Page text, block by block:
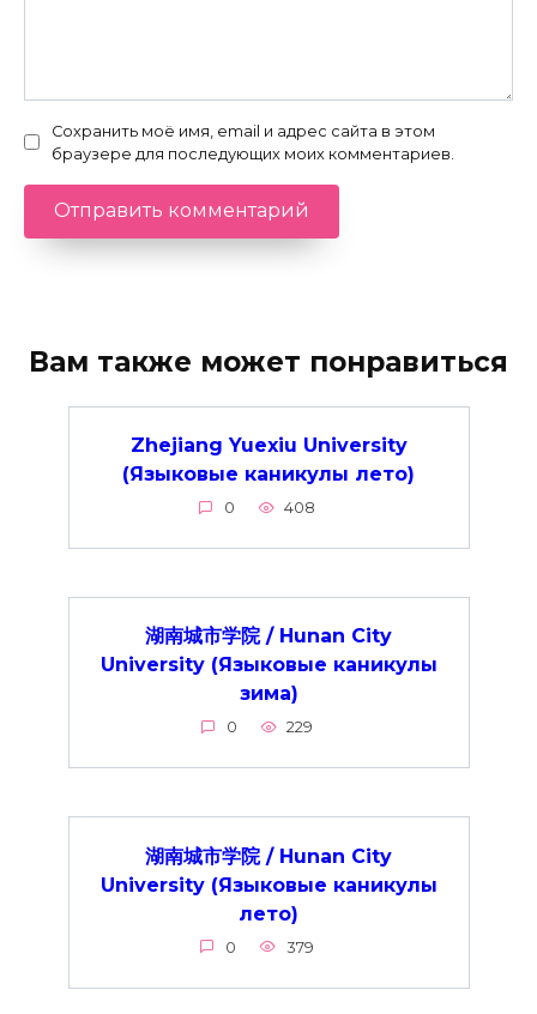
Сохранить моё имя, email и адрес сайта в этом
браузере для последующих моих комментариев.
Вам также может понравиться
Zhejiang Yuexiu University
(Языковые каникулы лето)
0 408
湖南城市学院 / Hunan City
University (Языковые каникулы
зима)
0 229
湖南城市学院 / Hunan City
University (Языковые каникулы
лето)
0 379